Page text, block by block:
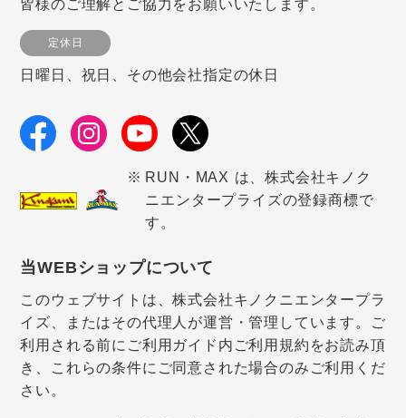
皆様のご理解とご協力をお願いいたします。
定休日
日曜日、祝日、その他会社指定の休日
RUN・MAX は、株式会社キノク
ニエンタープライズの登録商標で
す。
当WEBショップについて
このウェブサイトは、株式会社キノクニエンタープラ
イズ、またはその代理人が運営・管理しています。ご
利用される前にご利用ガイド内ご利用規約をお読み頂
き、これらの条件にご同意された場合のみご利用くだ
さい。